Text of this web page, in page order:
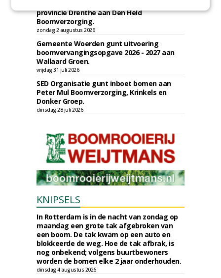
provincie Drenthe aan Den Held
Boomverzorging.
zondag 2 augustus 2026
Gemeente Woerden gunt uitvoering
boomvervangingsopgave 2026 - 2027 aan
Wallaard Groen.
vrijdag 31 juli 2026
SED Organisatie gunt inboet bomen aan
Peter Mul Boomverzorging, Krinkels en
Donker Groep.
dinsdag 28 juli 2026
KNIPSELS
In Rotterdam is in de nacht van zondag op
maandag een grote tak afgebroken van
een boom. De tak kwam op een auto en
blokkeerde de weg. Hoe de tak afbrak, is
nog onbekend; volgens buurtbewoners
worden de bomen elke 2 jaar onderhouden.
dinsdag 4 augustus 2026